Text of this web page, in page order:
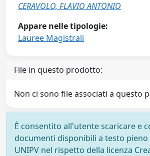
CERAVOLO, FLAVIO ANTONIO
Appare nelle tipologie:
Lauree Magistrali
File in questo prodotto:
Non ci sono file associati a questo
È consentito all'utente scaricare e
documenti disponibili a testo pieno
UNIPV nel rispetto della licenza